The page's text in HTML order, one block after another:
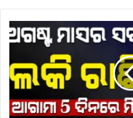
August
ମାସର
Lucky
ରାଶି,
ଆଗାମୀ
5ଦିନ
ଭିତରେ